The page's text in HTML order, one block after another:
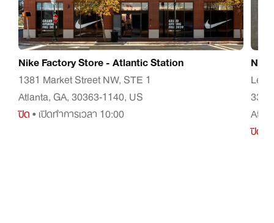
Nike Factory Store - Atlantic Station
1381 Market Street NW, STE 1
Atlanta, GA, 30363-1140, US
ปิด• เปิดทำการเวลา 10:00
ปิด